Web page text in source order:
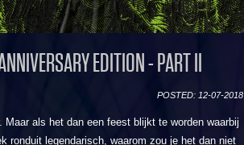
EDITION - PART II
POSTED: 12-07-2018
als het dan een feest blijkt te worden waarbij
ronduit legendarisch, waarom zou je het dan niet